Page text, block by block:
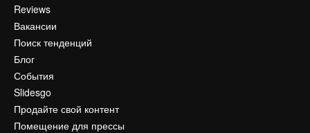
Reviews
Вакансии
Поиск тенденций
Блог
События
Slidesgo
Продайте свой контент
Помещение для прессы